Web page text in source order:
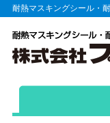
耐熱マスキングシール・